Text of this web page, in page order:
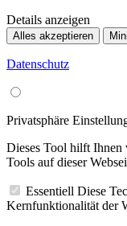
Details anzeigen
Alles akzeptieren
Datenschutz
Privatsphäre
Dieses Tool hilft Ihnen
Tools auf dieser
Essentiell Diese
Kernfunktionalität der